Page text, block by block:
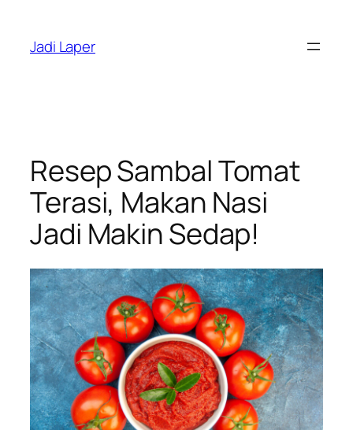
content
Jadi Laper
Resep Sambal Tomat
Terasi, Makan Nasi
Jadi Makin Sedap!